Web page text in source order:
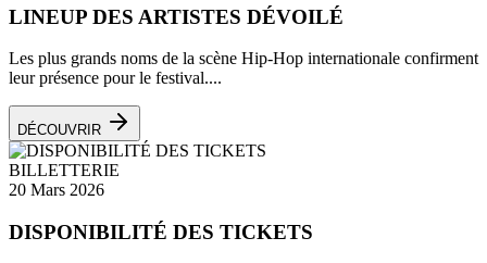
LINEUP DES ARTISTES DÉVOILÉ
Les plus grands noms de la scène Hip-Hop internationale confirment
leur présence pour le festival....
DÉCOUVRIR
BILLETTERIE
20 Mars 2026
DISPONIBILITÉ DES TICKETS